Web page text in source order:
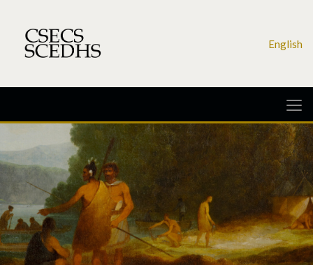
English